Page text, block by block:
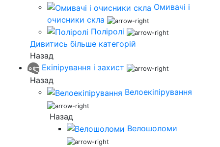
Омивачі і
очисники скла
Поліролі
Дивитись більше категорій
Назад
Екіпірування і захист
Назад
Велоекіпірування
Назад
Велошоломи